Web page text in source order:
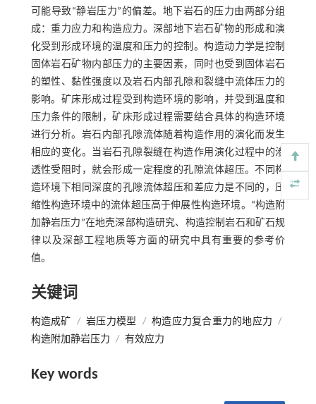
可能导致“静岩压力”的偏差。地下岩石的压力由两部分组
成：重力应力和构造应力。深部地下岩石矿物的形成和演
化受到形成环境的温度和压力的控制。构造动力学是控制
固体岩石矿物内部压力的主要因素，同时也受到固体岩石
的塑性、黏性强度以及岩石内部孔隙和裂缝中流体压力的
影响。矿床形成过程受到构造环境的影响，并受到温度和
压力条件的限制，矿床形成过程需要结合具体的构造环境
进行分析。岩石内部孔隙流体随着构造作用的演化而发生
相应的变化。当岩石孔隙裂缝在构造作用演化过程中的渗
透性受阻时，就会形成一定程度的孔隙流体超压。不同构
造环境下相同深度的孔隙流体超压和差应力是不同的，压
缩性构造环境中的流体超压高于伸展性构造环境。“构造附
加静岩压力”在地壳深部构造研究、构造控制岩石和矿石规
律以及深部工程地质等方面的研究中具有重要的参考价
值。
关键词
构造成矿 / 岩压力模型 / 构造应力复合重力的地应力
/
构造附加静岩压力 / 有效应力
Key words